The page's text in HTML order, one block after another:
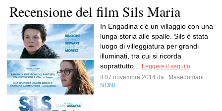
Recensione del film Sils Maria
In Engadina c’è un villaggio con una
lunga storia alle spalle. Sils è stata
luogo di villeggiatura per grandi
illuminati, tra cui si ricorda
soprattutto...
Leggere il seguito
Il 07 novembre 2014 da
Masedomani
NONE